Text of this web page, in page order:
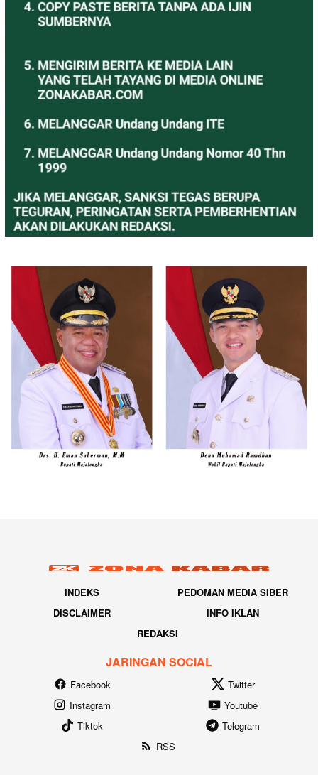
INDEKS
PEDOMAN MEDIA SIBER
DISCLAIMER
INFO IKLAN
REDAKSI
JARINGAN SOCIAL
Facebook
Twitter
Instagram
Youtube
Tiktok
Telegram
RSS